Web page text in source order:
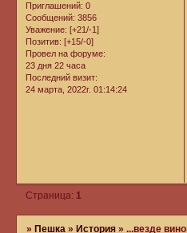
Приглашений: 0
Сообщений: 3856
Уважение: [+21/-1]
Позитив: [+15/-0]
Провел на форуме:
23 дня 22 часа
Последний визит:
24 марта, 2022г. 01:14:24
Страница: 1
»Пешка »История »...везде